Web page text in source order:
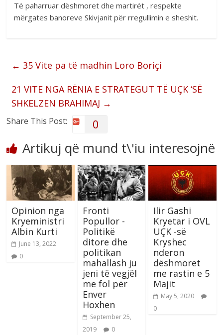
Të paharruar dëshmoret dhe martirët , respekte
mërgates banoreve Skivjanit për rregullimin e sheshit.
← 35 Vite pa të madhin Loro Boriçi
21 VITE NGA RËNIA E STRATEGUT TË UÇK ‘SË
SHKELZEN BRAHIMAJ →
Share This Post: 0
Artikuj që mund t\'iu interesojnë
Opinion nga
Kryeministri
Albin Kurti
June 13, 2022
0
Fronti
Popullor -
Politikë
ditore dhe
politikan
mahallash ju
jeni të vegjël
me fol për
Enver
Hoxhen
September 25,
2019
0
Ilir Gashi
Kryetar i OVL
UÇK -së
Kryshec
nderon
dëshmoret
me rastin e 5
Majit
May 5, 2020
0